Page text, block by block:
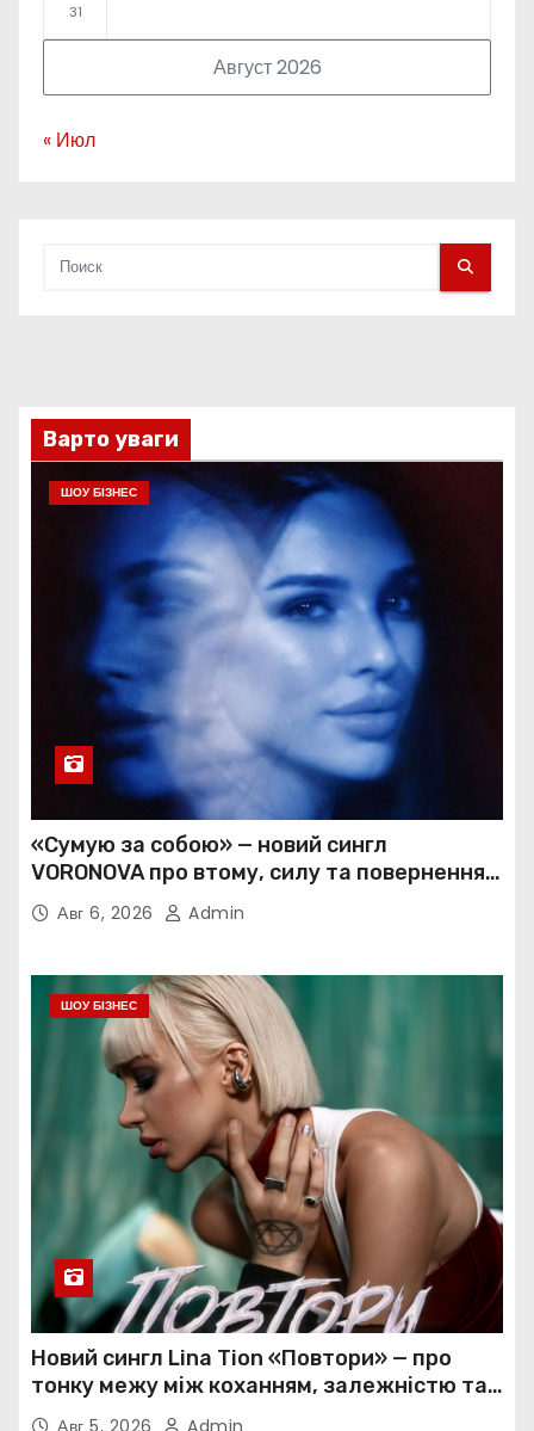
Август 2026
31
« Июл
Варто уваги
ШОУ БІЗНЕС
«Сумую за собою» — новий сингл
VORONOVA про втому, силу та повернення
до себе
Авг 6, 2026 Admin
ШОУ БІЗНЕС
Новий сингл Lina Tion «Повтори» — про
тонку межу між коханням, залежністю та
нав’язливою прив’язаністю
Авг 5, 2026 Admin